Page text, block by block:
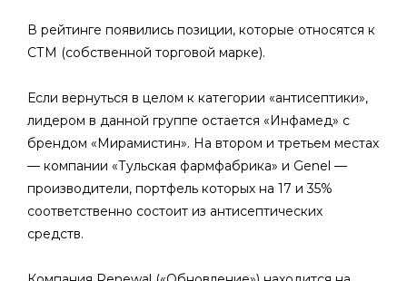
В рейтинге появились позиции, которые относятся к
СТМ (собственной торговой марке).
Если вернуться в целом к категории «антисептики»,
лидером в данной группе остается «Инфамед» с
брендом «Мирамистин». На втором и третьем местах
— компании «Тульская фармфабрика» и Genel —
производители, портфель которых на 17 и 35%
соответственно состоит из антисептических
средств.